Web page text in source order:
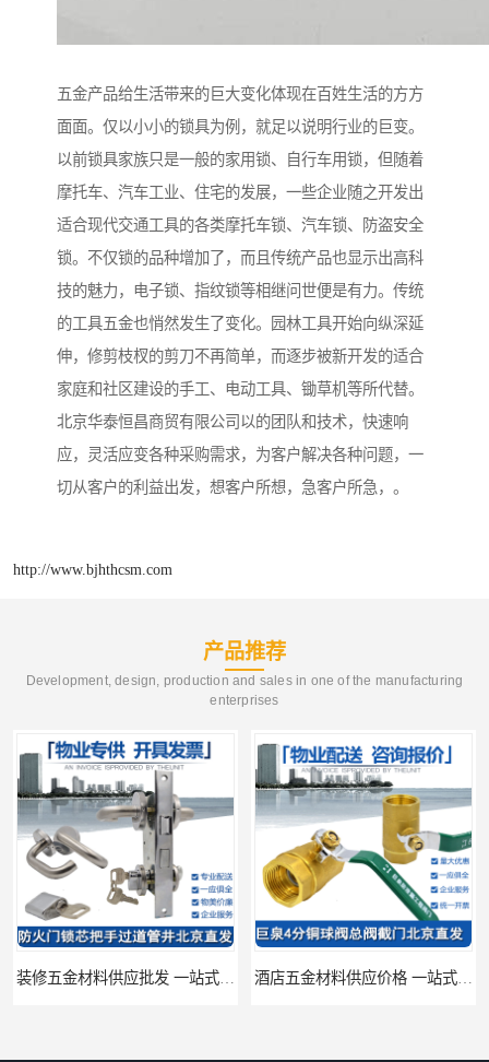
五金产品给生活带来的巨大变化体现在百姓生活的方方
面面。仅以小小的锁具为例，就足以说明行业的巨变。
以前锁具家族只是一般的家用锁、自行车用锁，但随着
摩托车、汽车工业、住宅的发展，一些企业随之开发出
适合现代交通工具的各类摩托车锁、汽车锁、防盗安全
锁。不仅锁的品种增加了，而且传统产品也显示出高科
技的魅力，电子锁、指纹锁等相继问世便是有力。传统
的工具五金也悄然发生了变化。园林工具开始向纵深延
伸，修剪枝杈的剪刀不再简单，而逐步被新开发的适合
家庭和社区建设的手工、电动工具、锄草机等所代替。
北京华泰恒昌商贸有限公司以的团队和技术，快速响
应，灵活应变各种采购需求，为客户解决各种问题，一
切从客户的利益出发，想客户所想，急客户所急，。
http://www.bjhthcsm.com
产品推荐
Development, design, production and sales in one of the manufacturing
enterprises